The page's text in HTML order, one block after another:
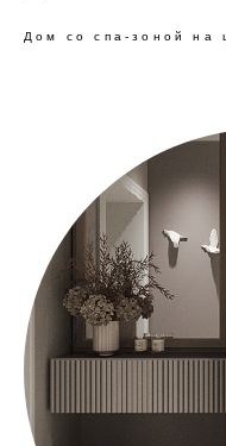
Дом со спа-зоной на